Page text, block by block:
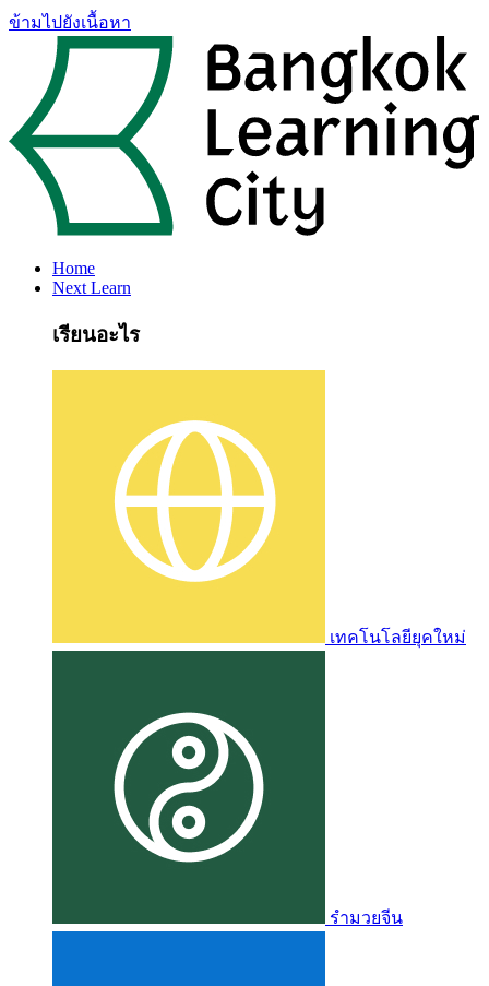
ข้ามไปยังเนื้อหา
Home
Next Learn
เรียนอะไร
เทคโนโลยียุคใหม่
รำมวยจีน